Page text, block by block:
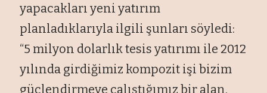
yapacakları yeni yatırım
planladıklarıyla ilgili şunları söyledi:
“5 milyon dolarlık tesis yatırımı ile 2012
yılında girdiğimiz kompozit işi bizim
güçlendirmeye çalıştığımız bir alan.